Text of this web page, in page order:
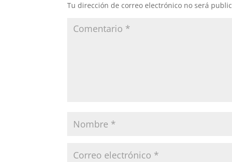
Tu dirección de correo electrónico no será